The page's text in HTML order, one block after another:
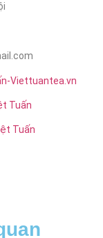
Viettuantea.vn
Tuấn
Tuấn